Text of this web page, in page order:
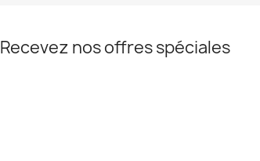
Recevez nos offres spéciales